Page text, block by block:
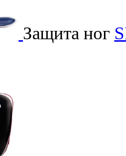
Защита ног